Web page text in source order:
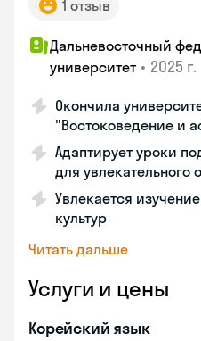
1 отзыв
Дальневосточный
университет • 2025 г.
Окончила
"Востоковедение и
Адаптирует уроки
для увлекательного
Увлекается
культур
Читать дальше
Услуги и цены
Корейский язык